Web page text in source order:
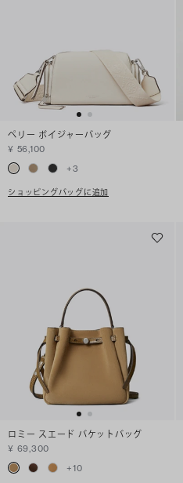
ペリー ボイジャーバッグ
¥ 56,100
+3
ショッピングバッグに追加
ロミー スエード バケットバッグ
¥ 69,300
+10